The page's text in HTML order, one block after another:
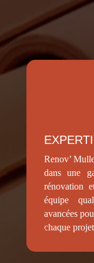
Renov’
dans une
rénovation
équipe
avancées
chaque